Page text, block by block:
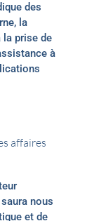
des
la
la prise de
à
affaires
nous
et de